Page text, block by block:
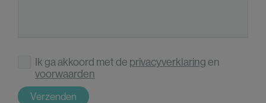
Ik ga akkoord met de privacyverklaringen
voorwaarden
Verzenden